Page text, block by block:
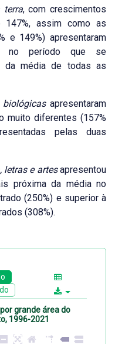
terra, com crescimentos
assim como as
e 149%) apresentaram
no período que se
da média de todas as
biológicasapresentaram
muito diferentes (157%
pelas duas
e artesapresentou
próxima da média no
(250%) e superior à
(308%).
grande área do
1996-2021